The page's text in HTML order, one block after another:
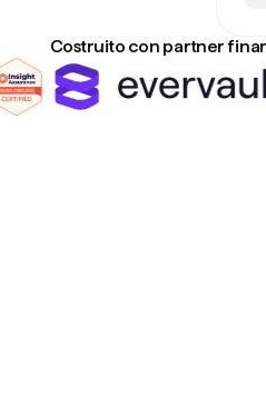
Costruito con partner